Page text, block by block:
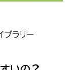
ブラリー